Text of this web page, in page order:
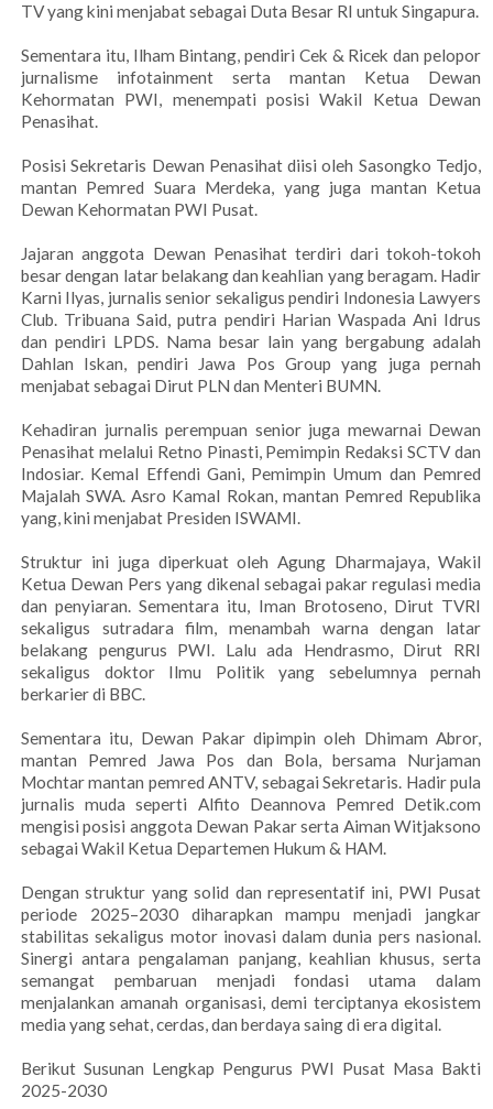
TV yang kini menjabat sebagai Duta Besar RI untuk Singapura.
Sementara itu, Ilham Bintang, pendiri Cek & Ricek dan pelopor
jurnalisme infotainment serta mantan Ketua Dewan
Kehormatan PWI, menempati posisi Wakil Ketua Dewan
Penasihat.
Posisi Sekretaris Dewan Penasihat diisi oleh Sasongko Tedjo,
mantan Pemred Suara Merdeka, yang juga mantan Ketua
Dewan Kehormatan PWI Pusat.
Jajaran anggota Dewan Penasihat terdiri dari tokoh-tokoh
besar dengan latar belakang dan keahlian yang beragam. Hadir
Karni Ilyas, jurnalis senior sekaligus pendiri Indonesia Lawyers
Club. Tribuana Said, putra pendiri Harian Waspada Ani Idrus
dan pendiri LPDS. Nama besar lain yang bergabung adalah
Dahlan Iskan, pendiri Jawa Pos Group yang juga pernah
menjabat sebagai Dirut PLN dan Menteri BUMN.
Kehadiran jurnalis perempuan senior juga mewarnai Dewan
Penasihat melalui Retno Pinasti, Pemimpin Redaksi SCTV dan
Indosiar. Kemal Effendi Gani, Pemimpin Umum dan Pemred
Majalah SWA. Asro Kamal Rokan, mantan Pemred Republika
yang, kini menjabat Presiden ISWAMI.
Struktur ini juga diperkuat oleh Agung Dharmajaya, Wakil
Ketua Dewan Pers yang dikenal sebagai pakar regulasi media
dan penyiaran. Sementara itu, Iman Brotoseno, Dirut TVRI
sekaligus sutradara film, menambah warna dengan latar
belakang pengurus PWI. Lalu ada Hendrasmo, Dirut RRI
sekaligus doktor Ilmu Politik yang sebelumnya pernah
berkarier di BBC.
Sementara itu, Dewan Pakar dipimpin oleh Dhimam Abror,
mantan Pemred Jawa Pos dan Bola, bersama Nurjaman
Mochtar mantan pemred ANTV, sebagai Sekretaris. Hadir pula
jurnalis muda seperti Alfito Deannova Pemred Detik.com
mengisi posisi anggota Dewan Pakar serta Aiman Witjaksono
sebagai Wakil Ketua Departemen Hukum & HAM.
Dengan struktur yang solid dan representatif ini, PWI Pusat
periode 2025–2030 diharapkan mampu menjadi jangkar
stabilitas sekaligus motor inovasi dalam dunia pers nasional.
Sinergi antara pengalaman panjang, keahlian khusus, serta
semangat pembaruan menjadi fondasi utama dalam
menjalankan amanah organisasi, demi terciptanya ekosistem
media yang sehat, cerdas, dan berdaya saing di era digital.
Berikut Susunan Lengkap Pengurus PWI Pusat Masa Bakti
2025-2030